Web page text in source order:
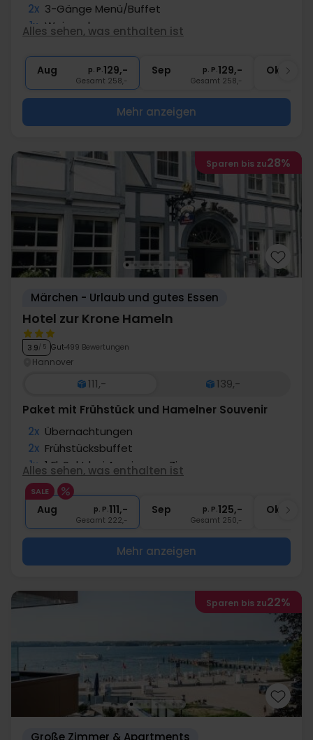
2x 3-Gänge Menü/Buffet
1x Weinprobe
1x Abschiedsgeschenk
Alles sehen, was enthalten ist
Aug p. P.129,-
Gesamt 258,-
Sep p. P.129,-
Gesamt 258,-
Okt
Mehr anzeigen
Sparen bis zu28%
Märchen - Urlaub und gutes Essen
Hotel zur Krone Hameln
3.9/ 5 Gut 499 Bewertungen
Hannover
111,-
139,-
Paket mit Frühstück und Hamelner Souvenir
2x Übernachtungen
2x Frühstücksbuffet
1x 1 Fl. Sekt bei Anreise pro Zimmer
1x Abschiedsgeschenk
2x Gratis Internet
Alles sehen, was enthalten ist
SALE
Aug p. P.111,-
Gesamt 222,-
Sep p. P.125,-
Gesamt 250,-
Okt
Mehr anzeigen
Sparen bis zu22%
Große Zimmer & Apartments